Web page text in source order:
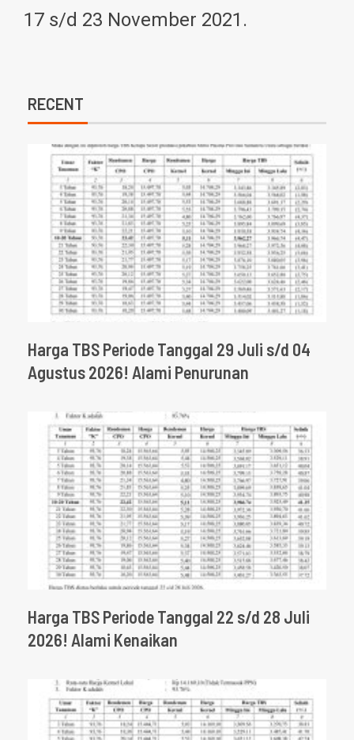
17 s/d 23 November 2021.
RECENT
Harga TBS Periode Tanggal 29 Juli s/d 04
Agustus 2026! Alami Penurunan
Harga TBS Periode Tanggal 22 s/d 28 Juli
2026! Alami Kenaikan